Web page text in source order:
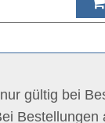
gültig bei
Bestellungen